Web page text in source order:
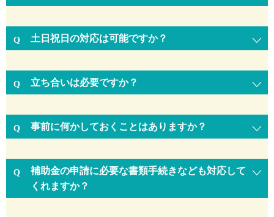
土日祝日の対応は可能ですか？
立ち合いは必要ですか？
事前に何かしておくことはありますか？
補助金の申請に必要な書類手続きなども対応して
くれますか？